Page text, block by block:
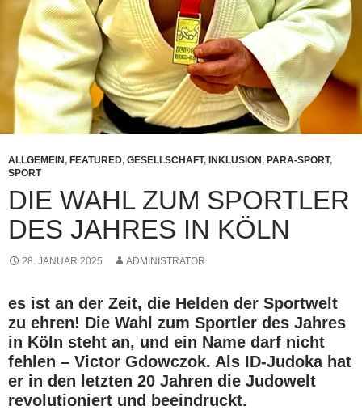
ALLGEMEIN, FEATURED, GESELLSCHAFT, INKLUSION, PARA-SPORT,
SPORT
DIE WAHL ZUM SPORTLER
DES JAHRES IN KÖLN
28. JANUAR 2025 ADMINISTRATOR
es ist an der Zeit, die Helden der Sportwelt
zu ehren! Die Wahl zum Sportler des Jahres
in Köln steht an, und ein Name darf nicht
fehlen – Victor Gdowczok. Als ID-Judoka hat
er in den letzten 20 Jahren die Judowelt
revolutioniert und beeindruckt.